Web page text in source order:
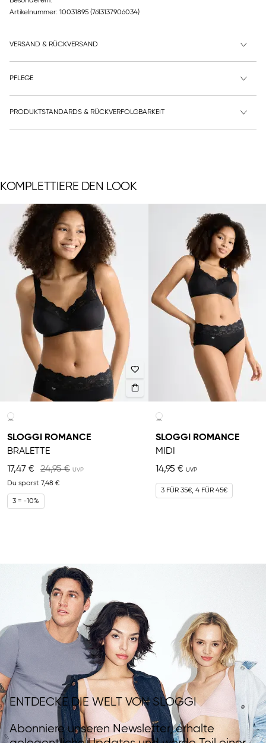
Artikelnummer: 10031895 (7613137906034)
VERSAND & RÜCKVERSAND
PFLEGE
PRODUKTSTANDARDS & RÜCKVERFOLGBARKEIT
KOMPLETTIERE DEN LOOK
SLOGGI ROMANCE
BRALETTE
17,47 €
24,95 €
Du sparst 7,48 €
3 = -10%
SLOGGI ROMANCE
MIDI
14,95 €
3 FÜR 35€, 4 FÜR 45€
ENTDECKE DIE WELT VON SLOGGI
Abonniere unseren Newsletter, erhalte